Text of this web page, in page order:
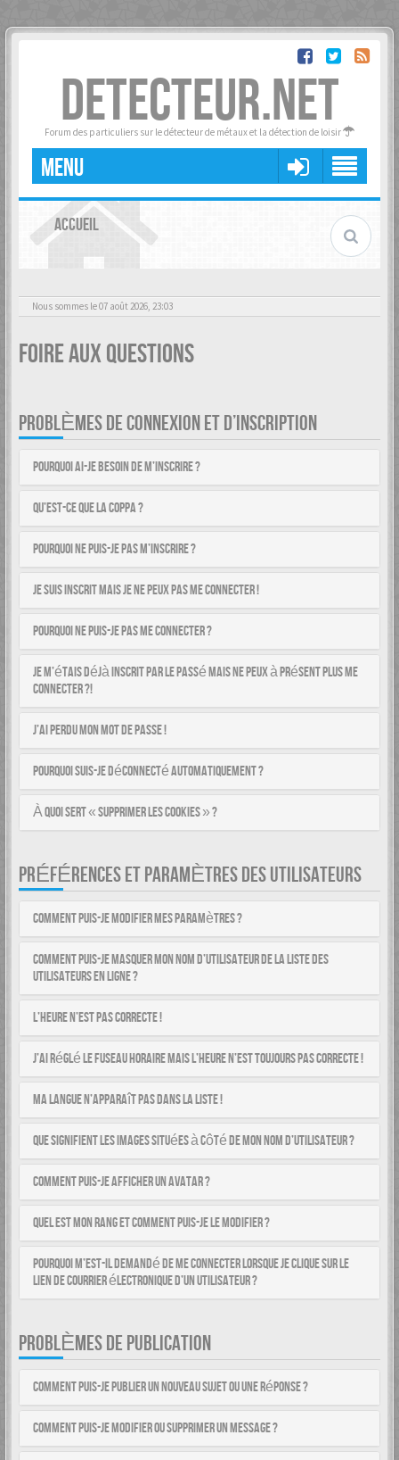
DETECTEUR.NET
Forum des particuliers sur le détecteur de métaux et la détection de loisir
MENU
ACCUEIL
Nous sommes le 07 août 2026, 23:03
Foire aux questions
PROBLÈMES DE CONNEXION ET D’INSCRIPTION
Pourquoi ai-je besoin de m’inscrire ?
Qu’est-ce que la COPPA ?
Pourquoi ne puis-je pas m’inscrire ?
Je suis inscrit mais je ne peux pas me connecter !
Pourquoi ne puis-je pas me connecter ?
Je m’étais déjà inscrit par le passé mais ne peux à présent plus me
connecter ?!
J’ai perdu mon mot de passe !
Pourquoi suis-je déconnecté automatiquement ?
À quoi sert « Supprimer les cookies » ?
PRÉFÉRENCES ET PARAMÈTRES DES UTILISATEURS
Comment puis-je modifier mes paramètres ?
Comment puis-je masquer mon nom d’utilisateur de la liste des
utilisateurs en ligne ?
L’heure n’est pas correcte !
J’ai réglé le fuseau horaire mais l’heure n’est toujours pas correcte !
Ma langue n’apparaît pas dans la liste !
Que signifient les images situées à côté de mon nom d’utilisateur ?
Comment puis-je afficher un avatar ?
Quel est mon rang et comment puis-je le modifier ?
Pourquoi m’est-il demandé de me connecter lorsque je clique sur le
lien de courrier électronique d’un utilisateur ?
PROBLÈMES DE PUBLICATION
Comment puis-je publier un nouveau sujet ou une réponse ?
Comment puis-je modifier ou supprimer un message ?